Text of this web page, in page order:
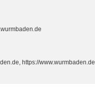
https://www.wurmbaden.de